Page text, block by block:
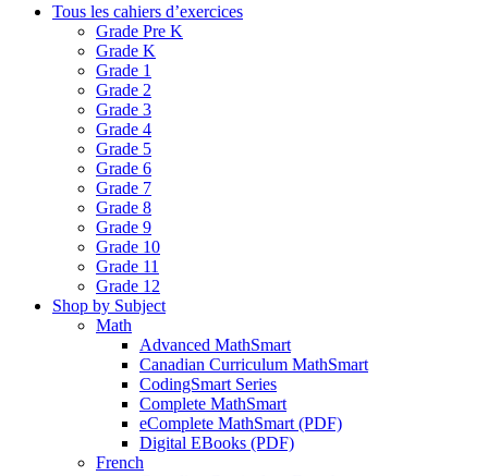
Tous les cahiers d’exercices
Grade Pre K
Grade K
Grade 1
Grade 2
Grade 3
Grade 4
Grade 5
Grade 6
Grade 7
Grade 8
Grade 9
Grade 10
Grade 11
Grade 12
Shop by Subject
Math
Advanced MathSmart
Canadian Curriculum MathSmart
CodingSmart Series
Complete MathSmart
eComplete MathSmart (PDF)
Digital EBooks (PDF)
French